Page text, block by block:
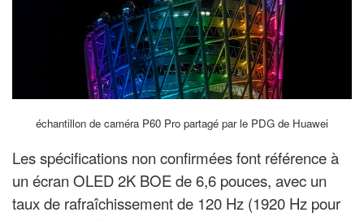
échantillon de caméra P60 Pro partagé par le PDG de Huawei
Les spécifications non confirmées font référence à
un écran OLED2K BOEde 6,6 pouces, avec un
taux de rafraîchissement de 120 Hz (1920 Hz pour